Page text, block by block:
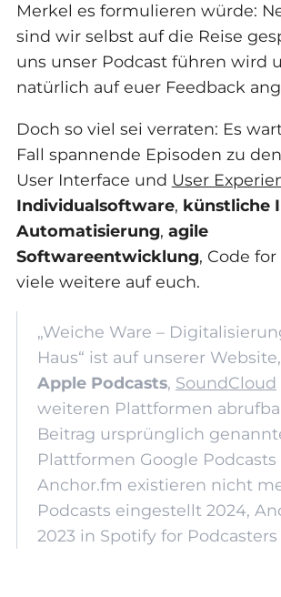
Merkel es formulieren würde:
sind wir selbst auf die Reise
uns unser Podcast führen wird
natürlich auf euer Feedback
Doch so viel sei verraten: Es
Fall spannende Episoden zu
User Interface und User
Individualsoftware, künstliche
Automatisierung, agile
Softwareentwicklung, Code
viele weitere auf euch.
„Weiche Ware –
Haus“ ist auf unserer Website,
Apple Podcasts, SoundCloud
weiteren Plattformen
Beitrag ursprünglich
Plattformen Google
Anchor.fm existieren nicht
Podcasts eingestellt 2024,
2023 in Spotify for